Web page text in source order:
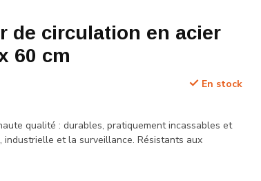
de circulation en acier
60 cm
En stock
qualité : durables, pratiquement incassables et
et la surveillance. Résistants aux